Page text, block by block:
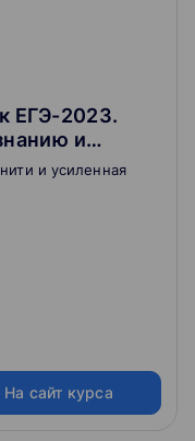
ЕГЭ-2023.
и
и усиленная
На сайт курса